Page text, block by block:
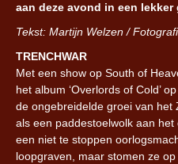
aan deze avond in een lekker
Tekst: Martijn Welzen /
TRENCHWAR
Met een show op South of
het album ‘Overlords of Cold’
de ongebreidelde groei van het
als een paddestoelwolk aan
een niet te stoppen
loopgraven, maar stomen ze